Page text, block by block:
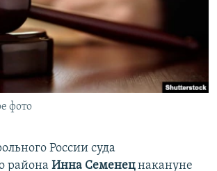
СУДЯТ?
КРЫМА
RL
фото
России суда
района Инна Семенецнакануне